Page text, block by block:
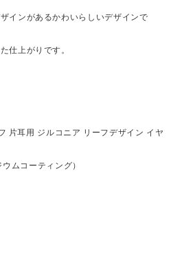
インがあるかわいらしいデザインで
仕上がりです。
片耳用 ジルコニア リーフデザイン イヤ
ムコーティング）